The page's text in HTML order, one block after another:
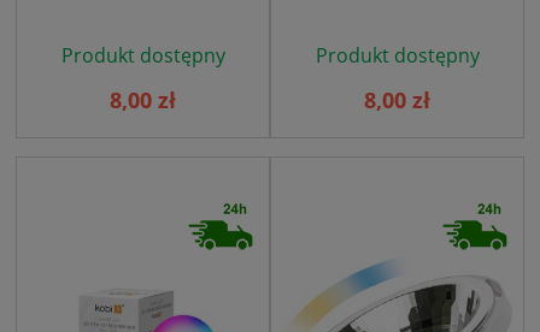
Produkt dostępny
8,00 zł
Produkt dostępny
8,00 zł